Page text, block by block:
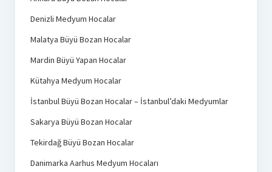
Denizli Medyum Hocalar
Malatya Büyü Bozan Hocalar
Mardin Büyü Yapan Hocalar
Kütahya Medyum Hocalar
İstanbul Büyü Bozan Hocalar – İstanbul’daki Medyumlar
Sakarya Büyü Bozan Hocalar
Tekirdağ Büyü Bozan Hocalar
Danimarka Aarhus Medyum Hocaları